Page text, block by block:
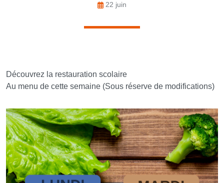
22 juin
Découvrez la restauration scolaire
Au menu de cette semaine (Sous réserve de modifications)